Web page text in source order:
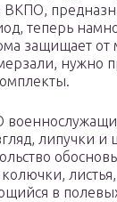
теперь
защищает от
нужно
липучки
в